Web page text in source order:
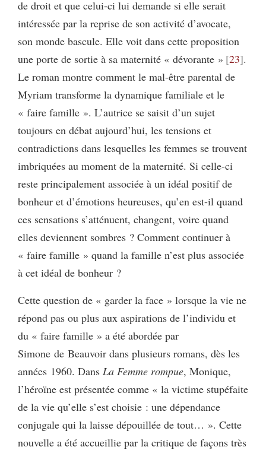
de droit et que celui-ci lui demande si elle serait
intéressée par la reprise de son activité d’avocate,
son monde bascule. Elle voit dans cette proposition
une porte de sortie à sa maternité « dévorante » 23 .
Le roman montre comment le mal-être parental de
Myriam transforme la dynamique familiale et le
« faire famille ». L’autrice se saisit d’un sujet
toujours en débat aujourd’hui, les tensions et
contradictions dans lesquelles les femmes se trouvent
imbriquées au moment de la maternité. Si celle-ci
reste principalement associée à un idéal positif de
bonheur et d’émotions heureuses, qu’en est-il quand
ces sensations s’atténuent, changent, voire quand
elles deviennent sombres ? Comment continuer à
« faire famille » quand la famille n’est plus associée
à cet idéal de bonheur ?
Cette question de « garder la face » lorsque la vie ne
répond pas ou plus aux aspirations de l’individu et
du « faire famille » a été abordée par
Simone de Beauvoir dans plusieurs romans, dès les
années 1960. Dans La Femme rompue, Monique,
l’héroïne est présentée comme « la victime stupéfaite
de la vie qu’elle s’est choisie : une dépendance
conjugale qui la laisse dépouillée de tout… ». Cette
nouvelle a été accueillie par la critique de façons très